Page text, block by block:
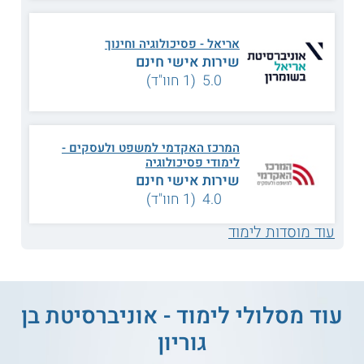
פסיכולוגיה פיזיולוגית אתיקה בניהול
התנהגות אבנורמלית התנהגות צרכנים
רגרסיה ושיטות ניתוח
גישות בניהול הומניסטי
אריאל - פסיכולוגיה וחינוך
שירות אישי חינם
5.0 (1 חוו"ד)
המרכז האקדמי למשפט ולעסקים -
לימודי פסיכולוגיה
שירות אישי חינם
4.0 (1 חוו"ד)
עוד מוסדות לימוד
עוד מסלולי לימוד - אוניברסיטת בן
גוריון